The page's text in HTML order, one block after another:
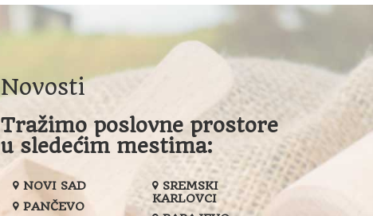
Novosti
Tražimo poslovne prostore
u sledećim mestima:
NOVI SAD
PANČEVO
SREMSKI
KARLOVCI